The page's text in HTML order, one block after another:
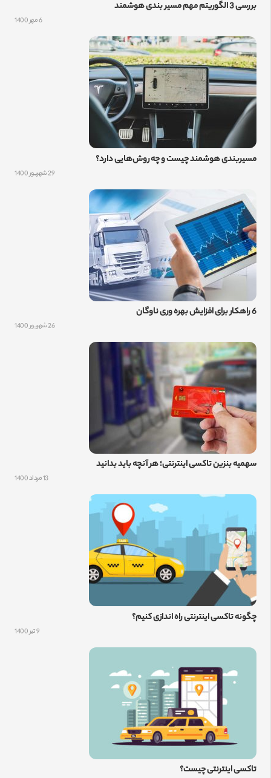
بررسی 3 الگوریتم مهم مسیر بندی هوشمند
6 مهر 1400
مسیربندی هوشمند چیست و چه روش‌هایی دارد؟
29 شهریور 1400
6 راهکار برای افزایش بهره وری ناوگان
26 شهریور 1400
سهمیه بنزین تاکسی اینترنتی؛ هر آنچه باید بدانید
13 مرداد 1400
چگونه تاکسی اینترنتی راه اندازی کنیم؟
9 تیر 1400
تاکسی اینترنتی چیست؟